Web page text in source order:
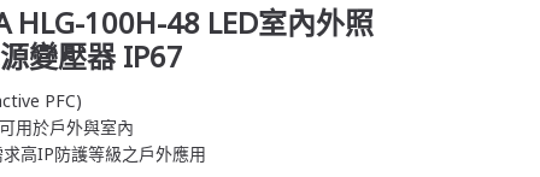
HLG-100H-48 LED室內外照
變壓器 IP67
PFC)
用於戶外與室內
高IP防護等級之戶外應用